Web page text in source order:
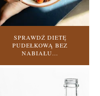
SPRAWDŹ DIETĘ
PUDEŁKOWĄ BEZ
NABIAŁU...